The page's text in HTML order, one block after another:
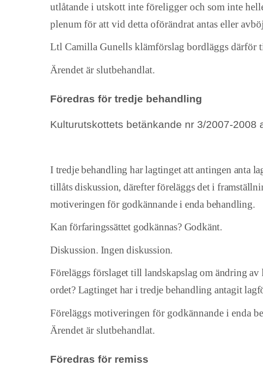
utlåtande i utskott inte föreligger och som inte
plenum för att vid detta oförändrat antas eller
Ltl Camilla Gunells klämförslag bordläggs därför
Ärendet är slutbehandlat.
Föredras för tredje behandling
Kulturutskottets betänkande nr 3/2007-2008
I tredje behandling har lagtinget att antingen anta
tillåts diskussion, därefter föreläggs det i
motiveringen för godkännande i enda behandling.
Kan förfaringssättet godkännas? Godkänt.
Diskussion. Ingen diskussion.
Föreläggs förslaget till landskapslag om ändring
ordet? Lagtinget har i tredje behandling antagit
Föreläggs motiveringen för godkännande i enda
Ärendet är slutbehandlat.
Föredras för remiss